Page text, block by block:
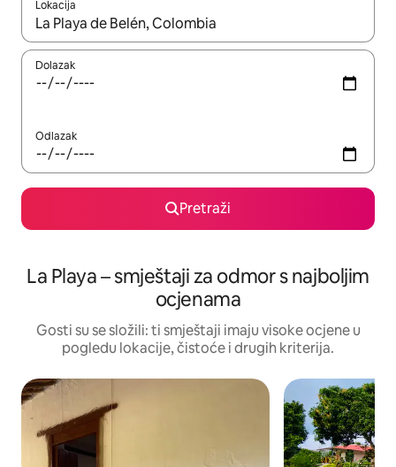
Lokacija
Kada budu dostupni rezultati, moći ćete ih pregledati
Dolazak
Odlazak
Pretraži
La Playa – smještaji za odmor s najboljim
ocjenama
Gosti su se složili: ti smještaji imaju visoke ocjene u
pogledu lokacije, čistoće i drugih kriterija.